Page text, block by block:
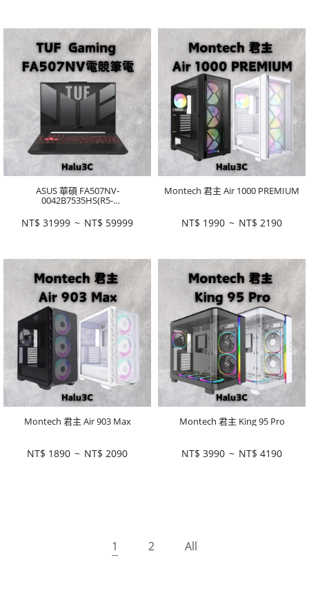
ASUS 華碩 FA507NV-
0042B7535HS(R5-
0-8G/W11/2Y/御鐵
灰/IPS/15.6/144Hz)
NT$ 31999 ~ NT$ 59999
Montech 君主 Air 1000 PREMIUM
NT$ 1990 ~ NT$ 2190
Montech 君主 Air 903 Max
NT$ 1890 ~ NT$ 2090
Montech 君主 King 95 Pro
NT$ 3990 ~ NT$ 4190
1 2 All